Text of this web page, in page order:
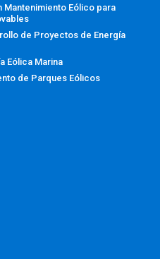
Eólico para
de Proyectos de Energía
Eólica Marina
de Parques Eólicos